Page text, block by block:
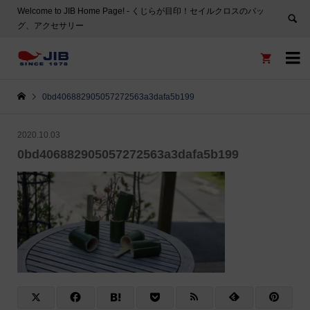
Welcome to JIB Home Page! ‐ くじらが目印！セイルクロスのバッ
グ、アクセサリー


0bd406882905057272563a3dafa5b199
2020.10.03
0bd406882905057272563a3dafa5b199